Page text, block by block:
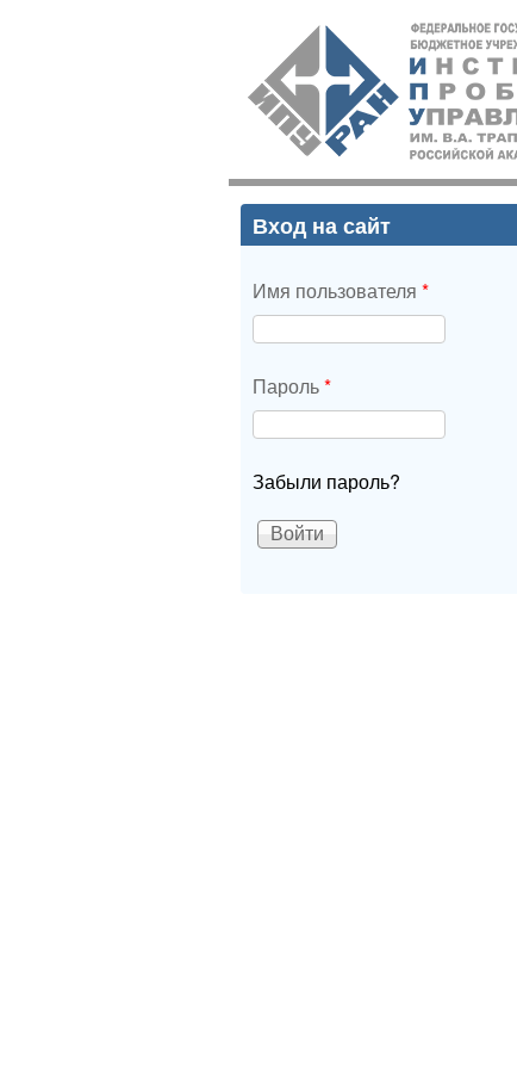
ИПУ
РАН
Вход на сайт
Имя пользователя *
Пароль*
Забыли пароль?